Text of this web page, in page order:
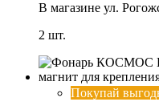
В магазине ул.
2 шт.
Покупай